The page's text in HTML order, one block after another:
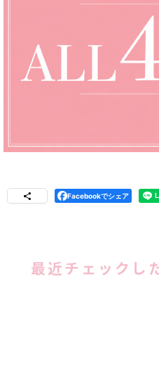
Facebookでシェア
最近チェックし